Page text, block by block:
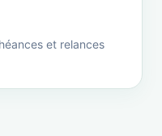
et relances